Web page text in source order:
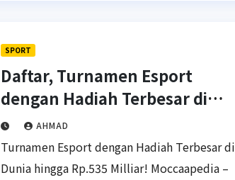
SPORT
Daftar, Turnamen Esport
dengan Hadiah Terbesar di
Dunia!AHMAD
Turnamen Esport dengan Hadiah Terbesar di
Dunia hingga Rp.535 Milliar! Moccaapedia –